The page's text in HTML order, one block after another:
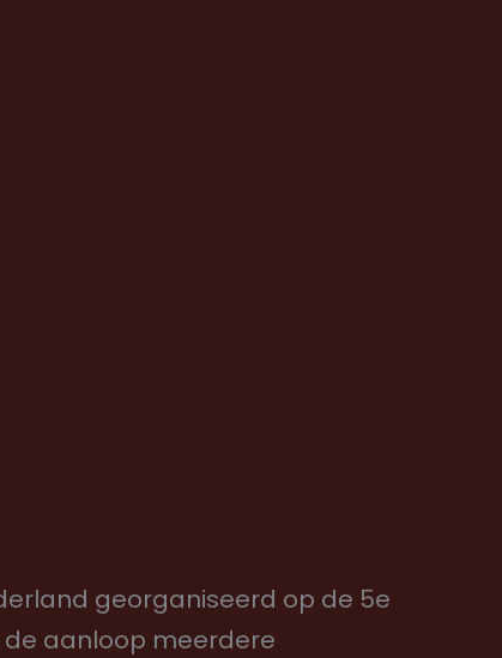
georganiseerd op de 5e
de aanloop meerdere